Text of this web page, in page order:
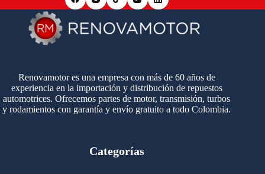
Renovamotor es una empresa con más de 60 años de
experiencia en la importación y distribución de repuestos
automotrices. Ofrecemos partes de motor, transmisión, turbos
y rodamientos con garantía y envío gratuito a todo Colombia.
Categorías